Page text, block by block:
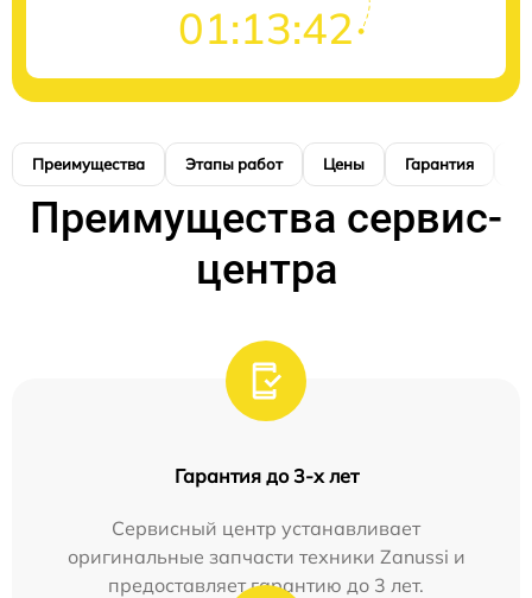
01:13:41
Преимущества Этапы работ Цены Гарантия
Преимущества сервис-
центра
Гарантия до 3-х лет
Сервисный центр устанавливает
оригинальные запчасти техники Zanussi и
предоставляет гарантию до 3 лет.